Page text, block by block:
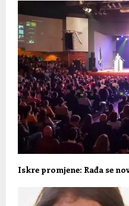
Iskre promjene: Rađa se